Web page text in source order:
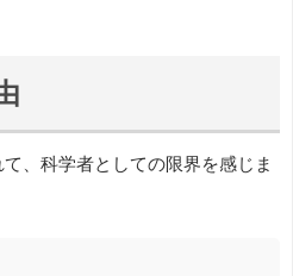
、科学者としての限界を感じま